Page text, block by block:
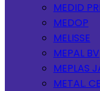
MEDID
MEDOP
MELISSE
MEPAL BV
MEPLAS
METAL.